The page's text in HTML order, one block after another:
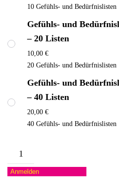
10 Gefühls- und Bedürfnislisten
Gefühls- und
– 20 Listen
10,00 €
20 Gefühls- und Bedürfnislisten
Gefühls- und
– 40 Listen
20,00 €
40 Gefühls- und Bedürfnislisten
Gefühls-
und
Bedürfnisliste
Anmelden